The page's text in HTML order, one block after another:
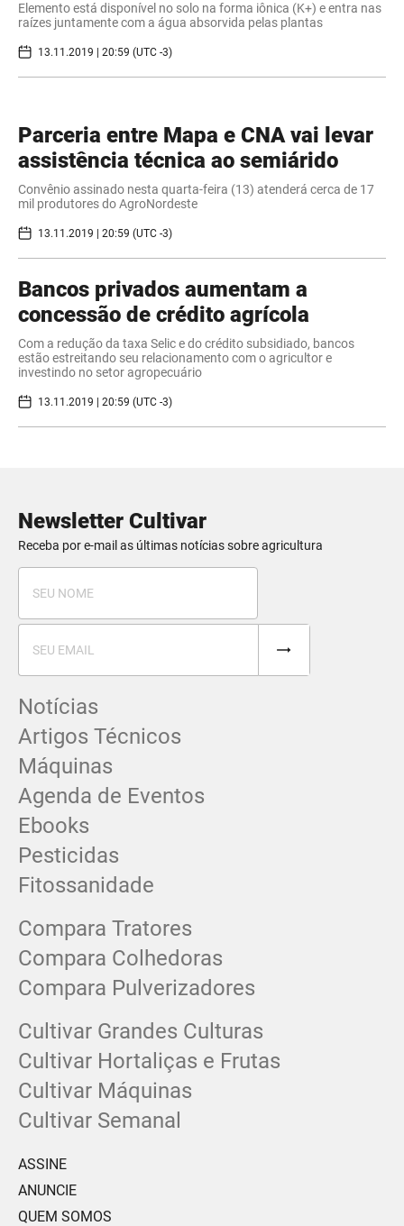
Elemento está disponível no solo na forma iônica (K+) e entra nas
raízes juntamente com a água absorvida pelas plantas
13.11.2019 | 20:59 (UTC -3)
Parceria entre Mapa e CNA vai levar
assistência técnica ao semiárido
Convênio assinado nesta quarta-feira (13) atenderá cerca de 17
mil produtores do AgroNordeste
13.11.2019 | 20:59 (UTC -3)
Bancos privados aumentam a
concessão de crédito agrícola
Com a redução da taxa Selic e do crédito subsidiado, bancos
estão estreitando seu relacionamento com o agricultor e
investindo no setor agropecuário
13.11.2019 | 20:59 (UTC -3)
Newsletter Cultivar
Receba por e-mail as últimas notícias sobre agricultura
Notícias
Artigos Técnicos
Máquinas
Agenda de Eventos
Ebooks
Pesticidas
Fitossanidade
Compara Tratores
Compara Colhedoras
Compara Pulverizadores
Cultivar Grandes Culturas
Cultivar Hortaliças e Frutas
Cultivar Máquinas
Cultivar Semanal
ASSINE
ANUNCIE
QUEM SOMOS